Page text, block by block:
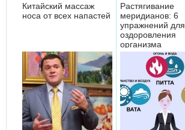
Китайский массаж
носа от всех напастей
Растягивание
меридианов: 6
упражнений для
оздоровления
организма